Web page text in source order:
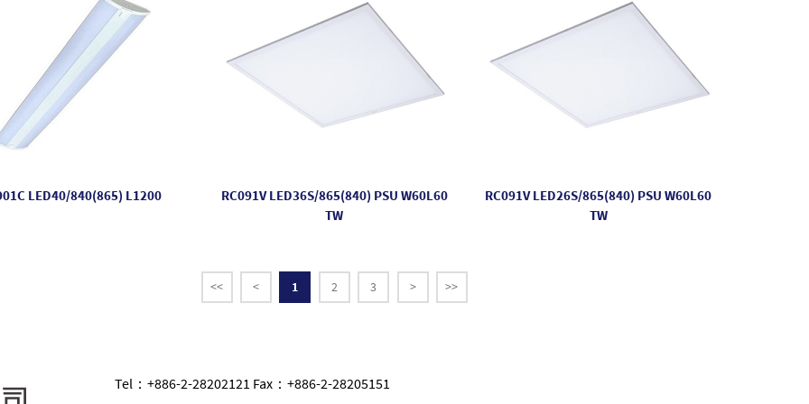
LED40/840(865) L1200
RC091V LED36S/865(840) PSU W60L60
TW
RC091V LED26S/865(840) PSU W60L60
TW
<< < 1 2 3 > >>
Tel：+886-2-28202121 Fax：+886-2-28205151